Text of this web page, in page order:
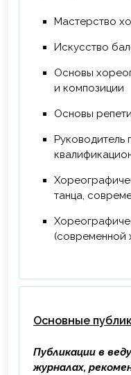
2020 г. -
программе
Ф.М.
2021 г. -
«Социально-
Мастерство
Искусство
Основы хореографической импровизации
и композиции
Основы
Руководитель практики, выпускных
Хореографические ансамбли (русского
танца,
Хореографический ансамбль
(современной
Основные
Публикации в
журналах,